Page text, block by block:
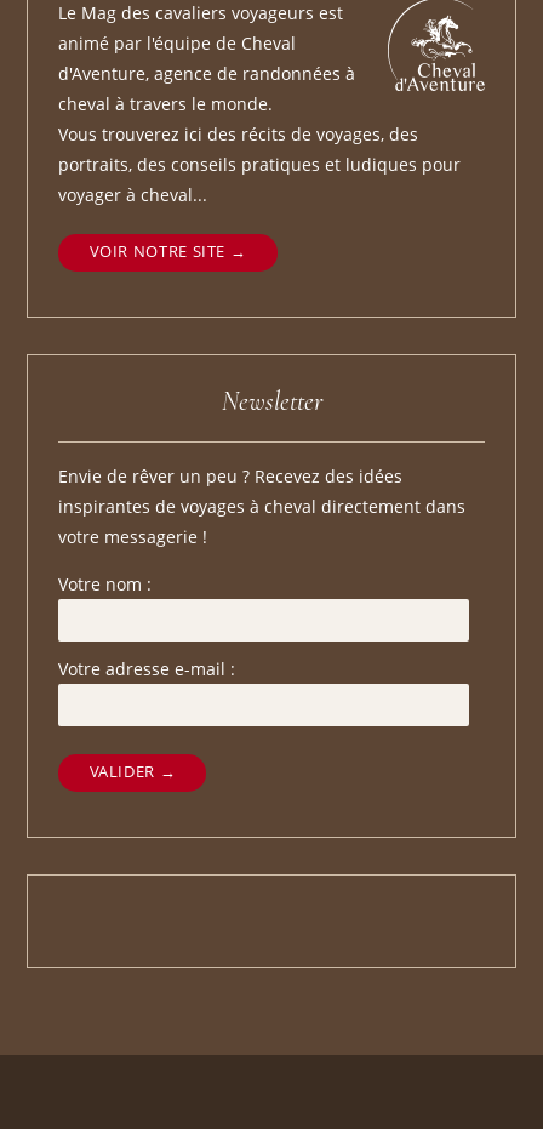
Le Mag des cavaliers voyageurs est
animé par l'équipe de Cheval
d'Aventure, agence de randonnées à
cheval à travers le monde.
Vous trouverez ici des récits de voyages, des
portraits, des conseils pratiques et ludiques pour
voyager à cheval...
VOIR NOTRE SITE
Newsletter
Envie de rêver un peu ? Recevez des idées
inspirantes de voyages à cheval directement dans
votre messagerie !
Votre nom :
Votre adresse e-mail :
VALIDER →